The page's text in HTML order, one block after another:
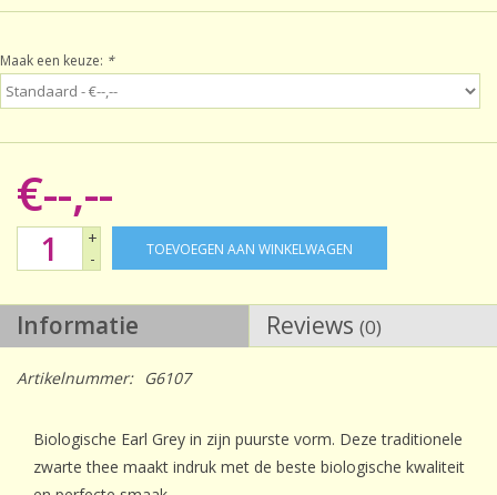
Sale!
Laatste kans!
Maak een keuze: *
€--,--
+
-
TOEVOEGEN AAN WINKELWAGEN
Informatie Reviews (0)
Artikelnummer: G6107
Biologische Earl Grey in zijn puurste vorm. Deze traditionele
zwarte thee maakt indruk met de beste biologische kwaliteit